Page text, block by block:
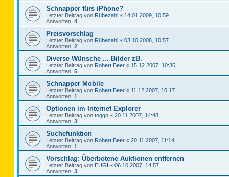
Schnapper fürs iPhone?
Letzter Beitrag von Rübezahl « 14.01.2009, 10:59
Antworten: 4
Preisvorschlag
Letzter Beitrag von Rübezahl « 03.10.2008, 10:57
Antworten: 2
Diverse Wünsche ... Bilder zB.
Letzter Beitrag von Robert Beer « 15.12.2007, 10:36
Antworten: 5
Schnapper Mobile
Letzter Beitrag von Robert Beer « 11.12.2007, 10:17
Antworten: 1
Optionen im Internet Explorer
Letzter Beitrag von toggo « 20.11.2007, 14:48
Antworten: 3
Suchefunktion
Letzter Beitrag von Robert Beer « 20.11.2007, 11:14
Antworten: 1
Vorschlag: Überbotene Auktionen entfernen
Letzter Beitrag von EUGI « 06.10.2007, 14:57
Antworten: 3